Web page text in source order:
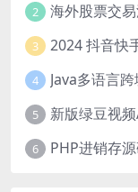
2
3 2024 抖音快
4
5 新版绿豆视
6